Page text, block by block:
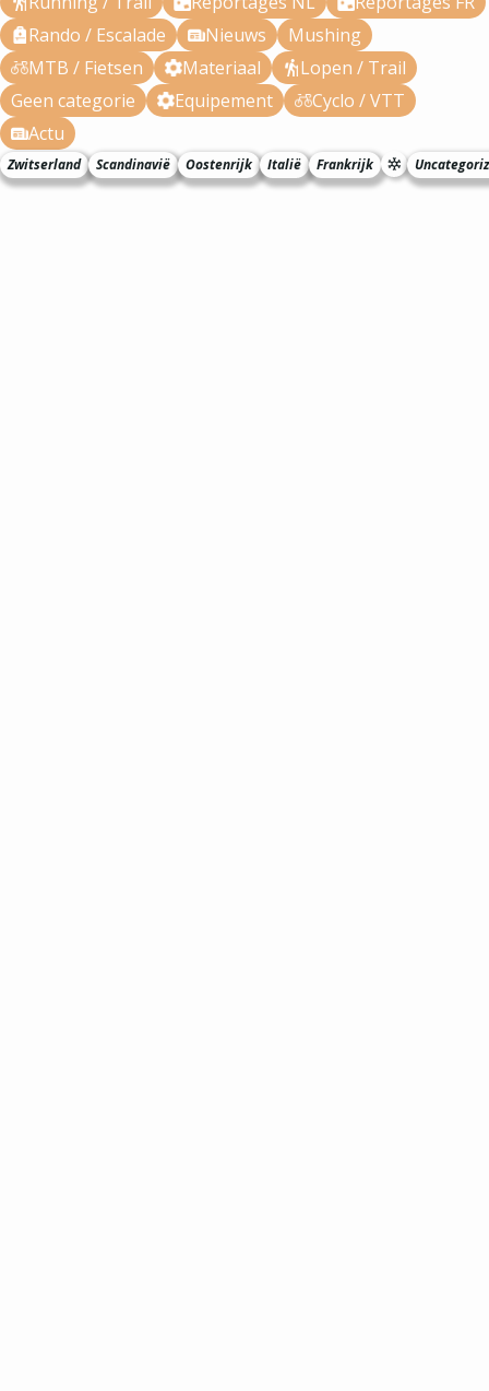
Rando / Escalade
Nieuws
Mushing
MTB / Fietsen
Materiaal
Lopen / Trail
Geen categorie
Equipement
Cyclo / VTT
Actu
Zwitserland Scandinavië Oostenrijk Italië Frankrijk